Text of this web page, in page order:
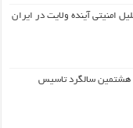
امنیتی آینده ولایت در ایران
سالگرد تاسیس